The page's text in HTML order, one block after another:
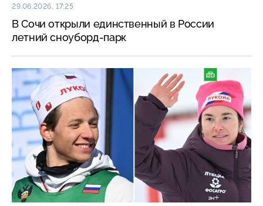
29.06.2026, 17:25
В Сочи открыли единственный в России
летний сноуборд-парк